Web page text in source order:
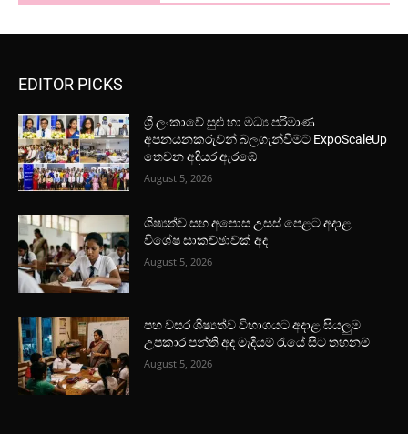
EDITOR PICKS
ශ්‍රී ලංකාවේ සුළු හා මධ්‍ය පරිමාණ
අපනයනකරුවන් බලගැන්වීමට ExpoScaleUp
තෙවන අදියර ඇරඹේ
August 5, 2026
ශිෂ්‍යත්ව සහ අපොස උසස් පෙළට අදාළ
විශේෂ සාකච්ඡාවක් අද
August 5, 2026
පහ වසර ශිෂ්‍යත්ව විභාගයට අදාළ සියලුම
උපකාර පන්ති අද මැදියම් රැයේ සිට තහනම්
August 5, 2026